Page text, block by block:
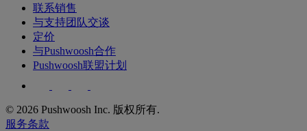
联系销售
与支持团队交谈
定价
与Pushwoosh合作
Pushwoosh联盟计划
© 2026 Pushwoosh Inc. 版权所有.
服务条款